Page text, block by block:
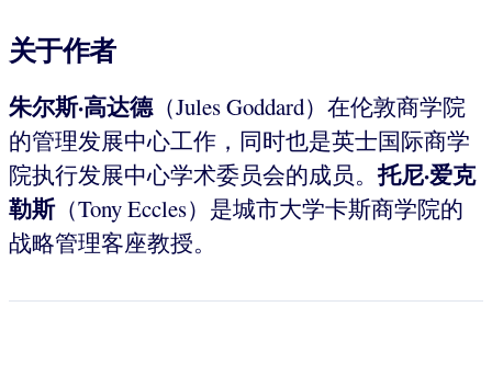
关于作者
朱尔斯·高达德（Jules Goddard）在伦敦商学院
的管理发展中心工作，同时也是英士国际商学
院执行发展中心学术委员会的成员。托尼·爱克
勒斯（Tony Eccles）是城市大学卡斯商学院的
战略管理客座教授。